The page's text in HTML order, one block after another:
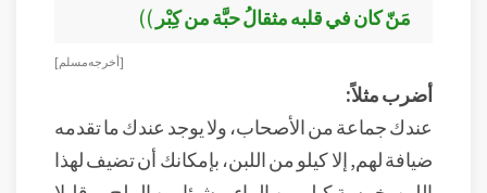
مَنّ كان في قلبه مثقالُ حبَّة من كِبْر ))
[ أخرجه مسلم ]
أضرب مثلاً:
عندك جماعة من الأصحاب، ولا يوجد عندك ما تقدمه
ضيافة لهم, إلا كيلو من اللبن، بإمكانك أن تضيف لهذا